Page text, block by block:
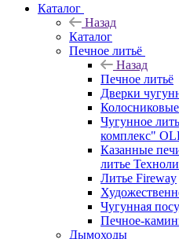
Каталог
Назад
Каталог
Печное литьё
Назад
Печное литьё
Дверки
Чугунное
комплекс"
Казанные
литье
Литье Fireway
Чугунная
Печное-
Дымоходы